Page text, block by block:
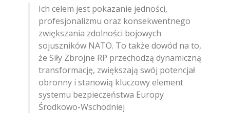
Ich celem jest pokazanie jedności,
profesjonalizmu oraz konsekwentnego
zwiększania zdolności bojowych
sojuszników NATO. To także dowód na to,
że Siły Zbrojne RP przechodzą dynamiczną
transformację, zwiększają swój potencjał
obronny i stanowią kluczowy element
systemu bezpieczeństwa Europy
Środkowo-Wschodniej